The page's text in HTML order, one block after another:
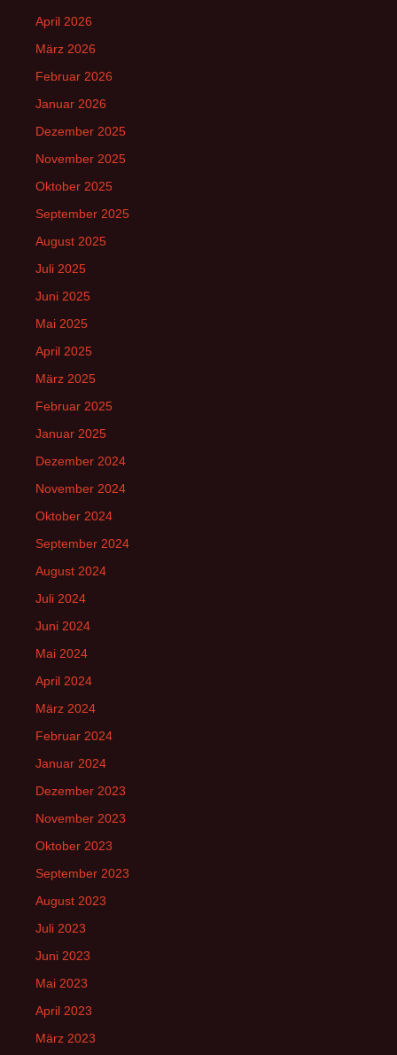
April 2026
März 2026
Februar 2026
Januar 2026
Dezember 2025
November 2025
Oktober 2025
September 2025
August 2025
Juli 2025
Juni 2025
Mai 2025
April 2025
März 2025
Februar 2025
Januar 2025
Dezember 2024
November 2024
Oktober 2024
September 2024
August 2024
Juli 2024
Juni 2024
Mai 2024
April 2024
März 2024
Februar 2024
Januar 2024
Dezember 2023
November 2023
Oktober 2023
September 2023
August 2023
Juli 2023
Juni 2023
Mai 2023
April 2023
März 2023